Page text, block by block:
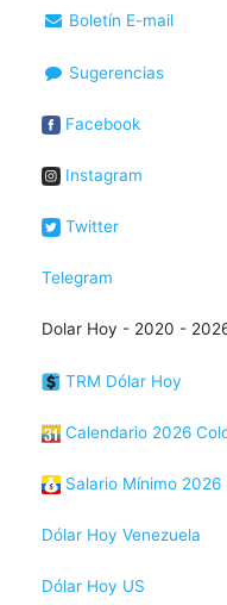
Boletín E-mail
Sugerencias
Facebook
Instagram
Twitter
Telegram
Dolar Hoy - 2020 -
TRM Dólar Hoy
Calendario 2026
Salario Mínimo 2026
Dólar Hoy Venezuela
Dólar Hoy US